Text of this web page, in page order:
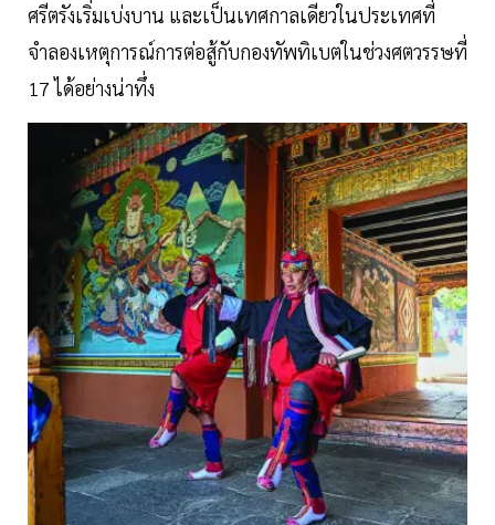
ศรีตรังเริ่มเบ่งบาน และเป็นเทศกาลเดียวในประเทศที่
จำลองเหตุการณ์การต่อสู้กับกองทัพทิเบตในช่วงศตวรรษที่
17 ได้อย่างน่าทึ่ง